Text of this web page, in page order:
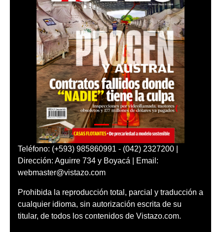
Teléfono: (+593) 985860991 - (042) 2327200 |
Dirección: Aguirre 734 y Boyacá | Email:
webmaster@vistazo.com
Prohibida la reproducción total, parcial y traducción a
cualquier idioma, sin autorización escrita de su
titular, de todos los contenidos de Vistazo.com.